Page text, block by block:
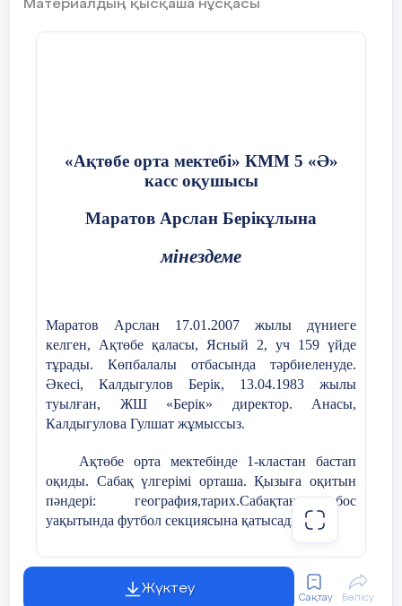
амандасамын,
Өз ойларымен
бөлісіп, сұрақтарға
мен мақсатын
Ортасы 30 мин 1 тапсырма
жазулары қай
кезеңде пайда болды
?
ескерткіштері қай
жерлерден
Сұрақтарға жауап
Материалдың қысқаша нұсқасы
«Ақтөбе орта мектебі» КММ 5 «Ә»
касс оқушысы
Маратов Арслан Берікұлына
мінездеме
Маратов Арслан
17.01.2007 жылы дүниеге
келген,
Ақтөбе қаласы, Ясный 2, уч 159 үйде
тұрады. Көпбалалы отбасында тәрбиеленуде.
Әкесі, Калдыгулов Берік, 13.04.1983 жылы
туылған, ЖШ «Берік» директор. Анасы,
Калдыгулова Гулшат жұмыссыз.
Ақтөбе орта мектебінде 1-кластан бастап
оқиды. Сабақ үлгерімі орташа. Қызыға оқитын
пәндері: география,тарих.Сабақтан бос
уақытында футбол секциясына қатысады.
Арсеннің мінезі ашық, жайдарлы, көпшіл,
кластастарының арасында сыйлы. Үлкенді
сыйлап, кішіге қамқор бола біледі.
Жүктеу
Сақтау Бөлісу